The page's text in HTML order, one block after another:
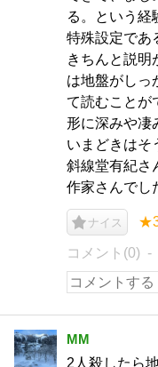
る。という
特殊設定であ
きちんと説明
は地盤がしっ
て読むことが
形に深みや凄
いまどきはそ
斜線堂有紀さ
作家さんでし
ナイス
コメント(0)
MM
2人殺したら